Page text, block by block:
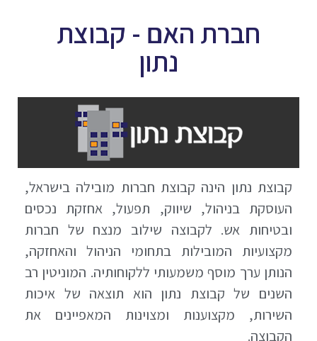
חברת האם - קבוצת
נתון
קבוצת נתון הינה קבוצת חברות מובילה בישראל,
העוסקת בניהול, שיווק, תפעול, אחזקת נכסים
ובטיחות אש. לקבוצה שילוב מנצח של חברות
מקצועיות המובילות בתחומי הניהול והאחזקה,
הנותן ערך מוסף משמעותי ללקוחותיה. המוניטין רב
השנים של קבוצת נתון הוא תוצאה של איכות
השירות, מקצוענות ומצוינות המאפיינים את
הקבוצה.